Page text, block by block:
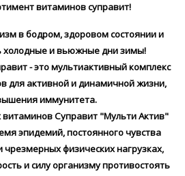
витаминовсуправит!
в бодром, здоровом состоянии и
холодные и вьюжные дни зимы!
- это мультиактивный комплекс
для активной и динамичной жизни,
иммунитета.
Суправит "Мульти Актив"
эпидемий, постоянного чувства
чрезмерных физических нагрузках,
и силу организму противостоять